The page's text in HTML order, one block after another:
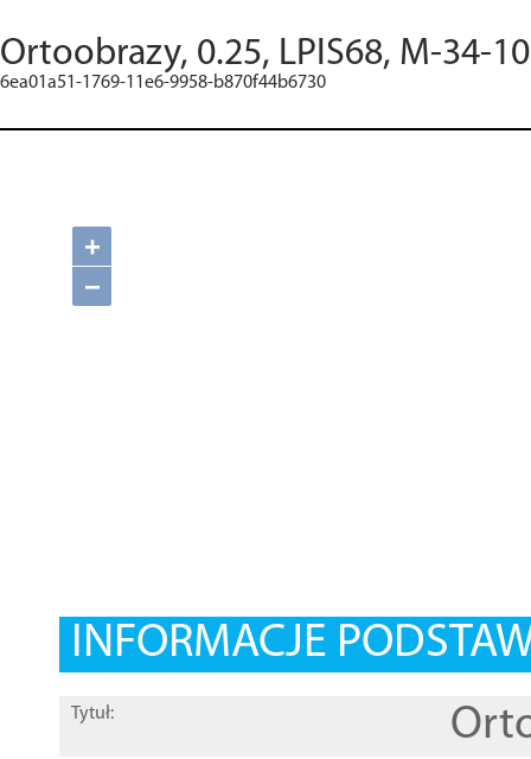
Ortoobrazy, 0.25, LPIS68, M-34-
6ea01a51-1769-11e6-9958-b870f44b6730
+
−
INFORMACJE
Tytuł: